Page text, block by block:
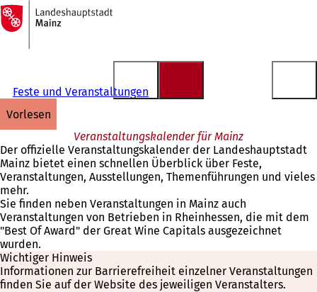
Inhalt anspringen
Zur
Startseite
Feste und Veranstaltungen
vorlesen
Veranstaltungskalender für Mainz
Der offizielle Veranstaltungskalender der Landeshauptstadt
Mainz bietet einen schnellen Überblick über Feste,
Veranstaltungen, Ausstellungen, Themenführungen und vieles
mehr.
Sie finden neben Veranstaltungen in Mainz auch
Veranstaltungen von Betrieben in Rheinhessen, die mit dem
"Best Of Award" der Great Wine Capitals ausgezeichnet
wurden.
Wichtiger Hinweis
Informationen zur Barrierefreiheit einzelner Veranstaltungen
finden Sie auf der Website des jeweiligen Veranstalters.